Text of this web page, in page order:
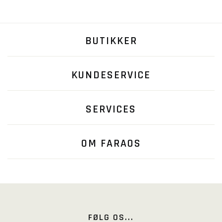
BUTIKKER
KUNDESERVICE
SERVICES
OM FARAOS
FØLG OS...